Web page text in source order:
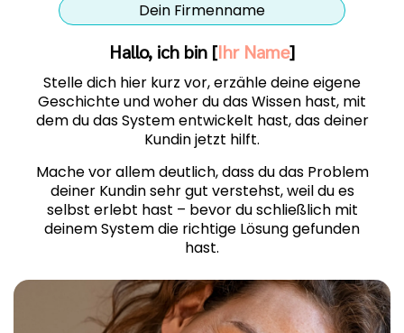
Dein Firmenname
Hallo, ich bin [Ihr Name]
Stelle dich hier kurz vor, erzähle deine eigene
Geschichte und woher du das Wissen hast, mit
dem du das System entwickelt hast, das deiner
Kundin jetzt hilft.
Mache vor allem deutlich, dass du das Problem
deiner Kundin sehr gut verstehst, weil du es
selbst erlebt hast – bevor du schließlich mit
deinem System die richtige Lösung gefunden
hast.